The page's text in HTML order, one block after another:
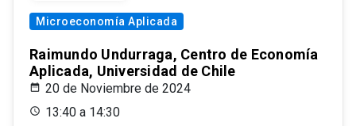
Microeconomía Aplicada
Raimundo Undurraga, Centro de Economía
Aplicada, Universidad de Chile
20 de Noviembre de 2024
13:40 a 14:30